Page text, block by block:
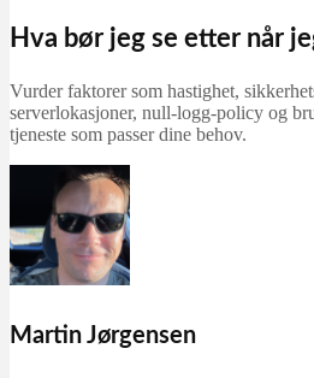
Hva bør jeg se etter når
Vurder faktorer som hastighet,
serverlokasjoner, null-logg-policy og
tjeneste som passer dine behov.
Martin Jørgensen